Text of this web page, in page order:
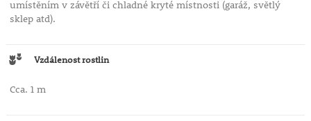
umístěním v závětří či chladné kryté místnosti (garáž, světlý
sklep atd).
Vzdálenost rostlin
Cca. 1 m